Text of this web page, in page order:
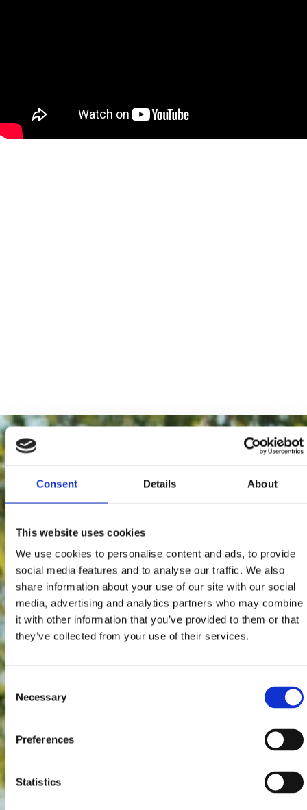
Consent Details About
This website uses cookies
We use cookies to personalise content and ads, to provide
social media features and to analyse our traffic. We also
share information about your use of our site with our social
media, advertising and analytics partners who may combine
it with other information that you’ve provided to them or that
they’ve collected from your use of their services.
Consent
Selection
Necessary
Preferences
Statistics